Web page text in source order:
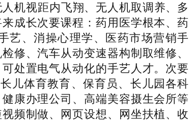
机视距内飞翔、无人机取调养、多
成长次要课程：药用医学根本、药
艺、消操心理学、医药市场营销手
修、汽车从动变速器构制取维修、
处置电气从动化的手艺人才。次要
儿体育教育、保育员、长儿园各科
康办理公司、高端美容摄生会所等
频制做、网页设想、网坐扶植、收